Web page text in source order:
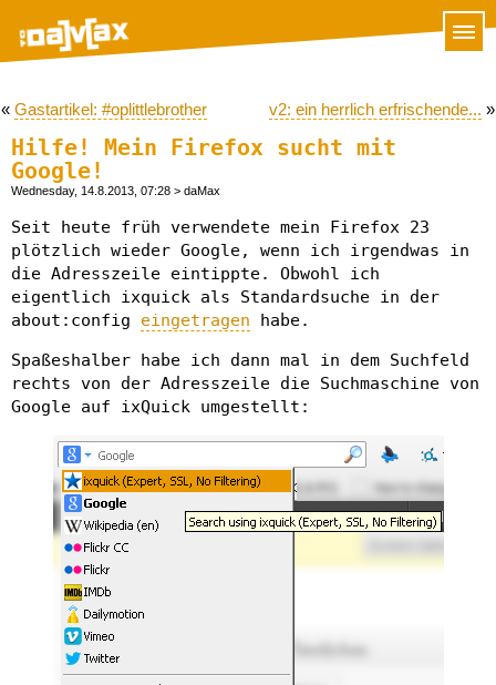
« Gastartikel: #oplittlebrother v2: ein herrlich erfrischende... »
Hilfe! Mein Firefox sucht mit
Google!
Wednesday, 14.8.2013, 07:28 > daMax
Seit heute früh verwendete mein Firefox 23
plötzlich wieder Google, wenn ich irgendwas in
die Adresszeile eintippte. Obwohl ich
eigentlich ixquick als Standardsuche in der
about:config eingetragen habe.
Spaßeshalber habe ich dann mal in dem Suchfeld
rechts von der Adresszeile die Suchmaschine von
Google auf ixQuick umgestellt: